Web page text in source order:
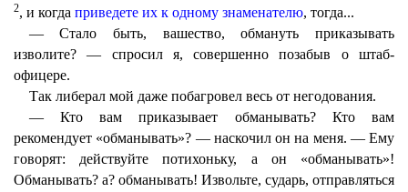
2, и когда приведете их к одному знаменателю, тогда...
— Стало быть, вашество, обмануть приказывать
изволите? — спросил я, совершенно позабыв о штаб-
офицере.
Так либерал мой даже побагровел весь от негодования.
— Кто вам приказывает обманывать? Кто вам
рекомендует «обманывать»? — наскочил он на меня. — Ему
говорят: действуйте потихоньку, а он «обманывать»!
Обманывать? а? обманывать! Извольте, сударь, отправляться